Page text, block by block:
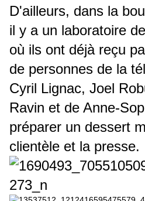
D'ailleurs, dans la
il y a un laboratoire
où ils ont déjà reçu
de personnes de la
Cyril Lignac, Joel
Ravin et de Anne-
préparer un dessert
clientèle et la presse.